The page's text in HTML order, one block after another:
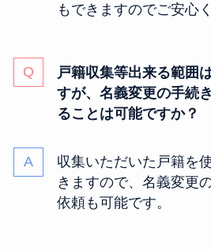
もできますのでご安心
戸籍収集等出来る範囲
すが、名義変更の手続
ることは可能ですか？
収集いただいた戸籍を
きますので、名義変更
依頼も可能です。